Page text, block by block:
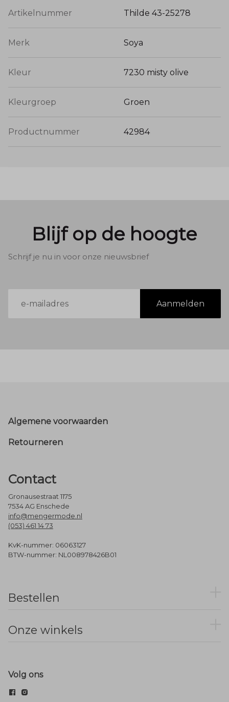
Artikelnummer Thilde 43-25278
Merk Soya
Kleur 7230 misty olive
Kleurgroep Groen
Productnummer 42984
Blijf op de hoogte
Schrijf je nu in voor onze nieuwsbrief
mailadres
Aanmelden
Footer
Algemene voorwaarden
Retourneren
Contact
Gronausestraat 1175
7534 AG Enschede
info@mengermode.nl
(053) 461 14 73
KvK-nummer: 06063127
BTW-nummer: NL008978426B01
Bestellen
Onze winkels
Volg ons